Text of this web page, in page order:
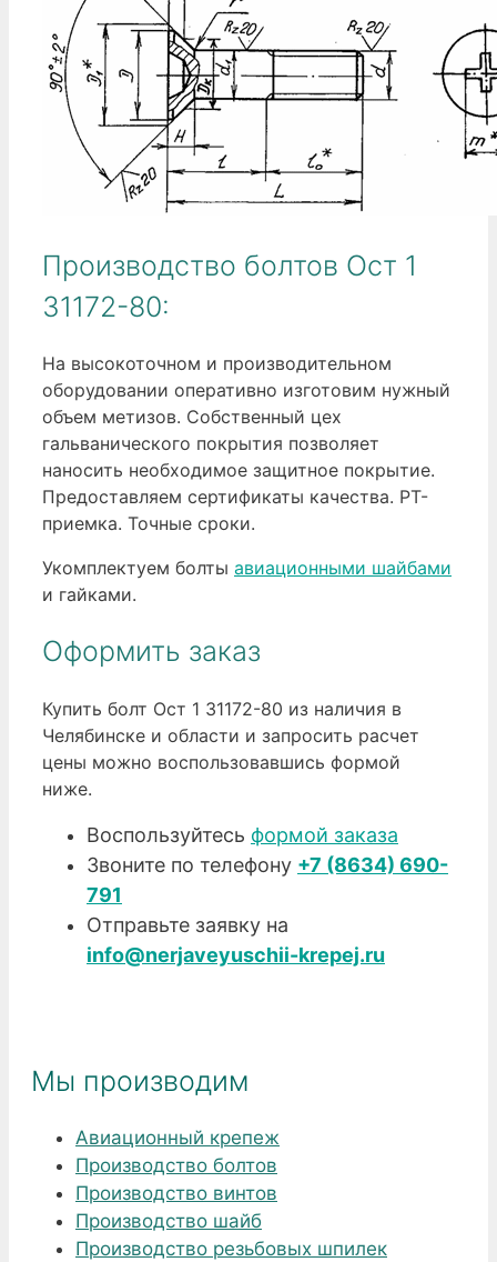
Производство болтов Ост 1
31172-80:
На высокоточном и производительном
оборудовании оперативно изготовим нужный
объем метизов. Собственный цех
гальванического покрытия позволяет
наносить необходимое защитное покрытие.
Предоставляем сертификаты качества. РТ-
приемка. Точные сроки.
Укомплектуем болты авиационными шайбами
и гайками.
Оформить заказ
Купить болт Ост 1 31172-80 из наличия в
Челябинске и области и запросить расчет
цены можно воспользовавшись формой
ниже.
Воспользуйтесь формой заказа
Звоните по телефону +7 (8634) 690-
791
Отправьте заявку на
info@nerjaveyuschii-krepej.ru
Мы производим
Авиационный крепеж
Производство болтов
Производство винтов
Производство шайб
Производство резьбовых шпилек